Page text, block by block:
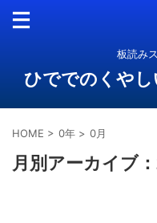
板読み
ひででのくや
HOME > 0年 > 0月
月別アーカイブ